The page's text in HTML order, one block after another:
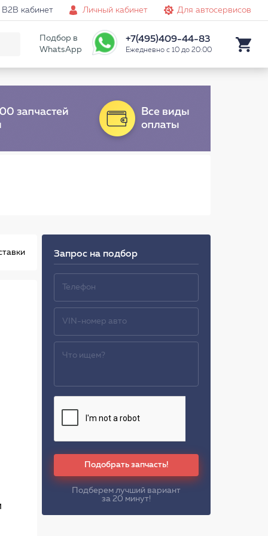
B2B кабинет Личный кабинет Для автосервисов
Подбор в
WhatsApp
+7(495)409-44-83
Ежедневно с 10 до 20:00
Запрос на подбор
Подобрать запчасть!
Подберем лучший вариант
за 20 минут!